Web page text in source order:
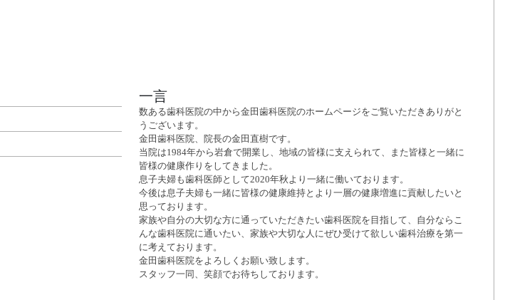
一言
数ある歯科医院の中から金田歯科医院のホームページをご覧いただきありがと
うございます。
金田歯科医院、院長の金田直樹です。
当院は1984年から岩倉で開業し、地域の皆様に支えられて、また皆様と一緒に
皆様の健康作りをしてきました。
息子夫婦も歯科医師として2020年秋より一緒に働いております。
今後は息子夫婦も一緒に皆様の健康維持とより一層の健康増進に貢献したいと
思っております。
家族や自分の大切な方に通っていただきたい歯科医院を目指して、自分ならこ
んな歯科医院に通いたい、家族や大切な人にぜひ受けて欲しい歯科治療を第一
に考えております。
金田歯科医院をよろしくお願い致します。
スタッフ一同、笑顔でお待ちしております。